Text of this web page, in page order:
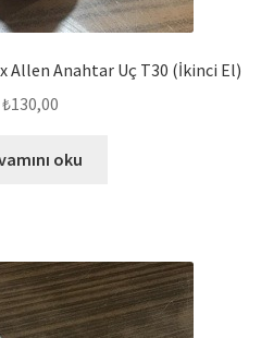
Allen Anahtar Uç T30 (İkinci El)
₺130,00
oku